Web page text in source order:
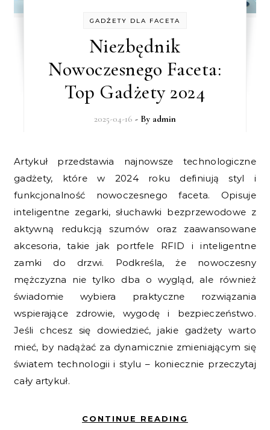
GADŻETY DLA FACETA
Niezbędnik
Nowoczesnego Faceta:
Top Gadżety 2024
2025-04-16 - By admin
Artykuł przedstawia najnowsze technologiczne
gadżety, które w 2024 roku definiują styl i
funkcjonalność nowoczesnego faceta. Opisuje
inteligentne zegarki, słuchawki bezprzewodowe z
aktywną redukcją szumów oraz zaawansowane
akcesoria, takie jak portfele RFID i inteligentne
zamki do drzwi. Podkreśla, że nowoczesny
mężczyzna nie tylko dba o wygląd, ale również
świadomie wybiera praktyczne rozwiązania
wspierające zdrowie, wygodę i bezpieczeństwo.
Jeśli chcesz się dowiedzieć, jakie gadżety warto
mieć, by nadążać za dynamicznie zmieniającym się
światem technologii i stylu – koniecznie przeczytaj
cały artykuł.
CONTINUE READING